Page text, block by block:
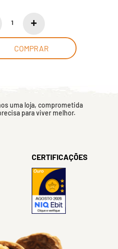
COMPRAR
uma loja, comprometida
para viver melhor.
CERTIFICAÇÕES